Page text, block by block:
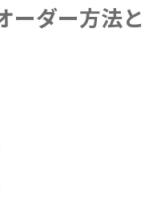
ーダー方法と